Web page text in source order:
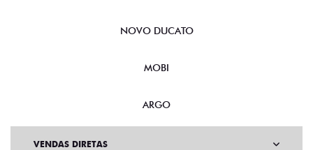
NOVO DUCATO
MOBI
ARGO
VENDAS DIRETAS